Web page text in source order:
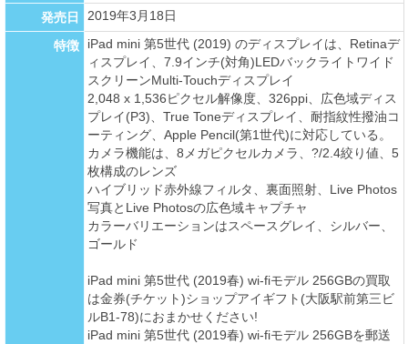
発売日
2019年3月18日
特徴
iPad mini 第5世代 (2019) のディスプレイは、Retinaデ
ィスプレイ、7.9インチ(対角)LEDバックライトワイド
スクリーンMulti-Touchディスプレイ
2,048 x 1,536ピクセル解像度、326ppi、広色域ディス
プレイ(P3)、True Toneディスプレイ、耐指紋性撥油コ
ーティング、Apple Pencil(第1世代)に対応している。
カメラ機能は、8メガピクセルカメラ、?/2.4絞り値、5
枚構成のレンズ
ハイブリッド赤外線フィルタ、裏面照射、Live Photos
写真とLive Photosの広色域キャプチャ
カラーバリエーションはスペースグレイ、シルバー、
ゴールド
iPad mini 第5世代 (2019春) wi-fiモデル 256GBの買取
は金券(チケット)ショップアイギフト(大阪駅前第三ビ
ルB1-78)におまかせください!
iPad mini 第5世代 (2019春) wi-fiモデル 256GBを郵送